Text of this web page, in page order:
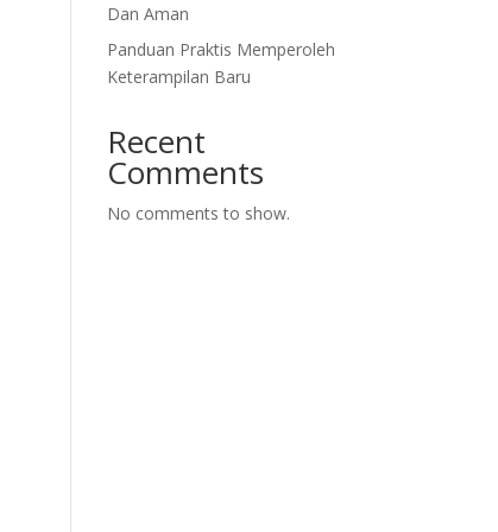
Dan Aman
Panduan Praktis Memperoleh
Keterampilan Baru
Recent
Comments
No comments to show.